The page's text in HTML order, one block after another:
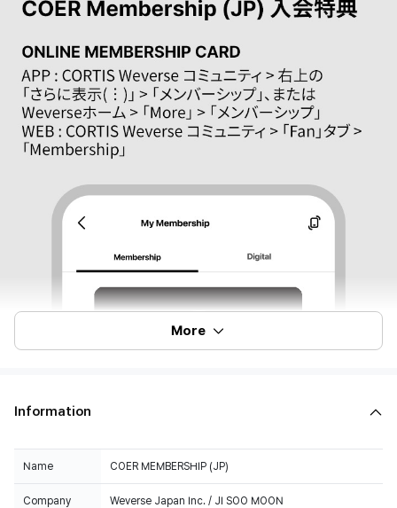
More
Information
Name COER MEMBERSHIP (JP)
Company
Weverse Japan Inc. / JI SOO MOON